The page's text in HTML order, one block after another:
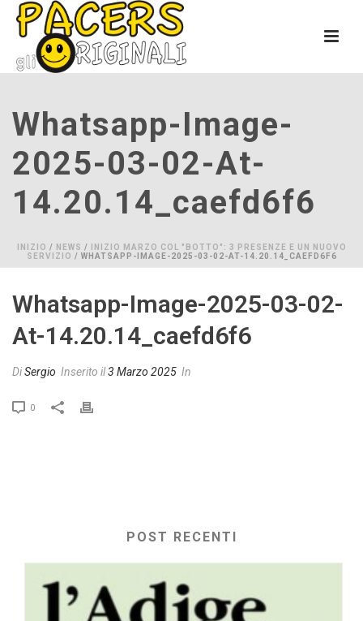
Whatsapp-Image-
2025-03-02-At-
14.20.14_caefd6f6
INIZIO / NEWS /
INIZIO MARZO COL "BOTTO": 3 PRESENZE E UN NUOVO
SERVIZIO / WHATSAPP-IMAGE-2025-03-02-AT-14.20.14_CAEFD6F6
Whatsapp-Image-2025-03-02-
At-14.20.14_caefd6f6
DiSergio Inserito il3 Marzo 2025 In
0
POST RECENTI